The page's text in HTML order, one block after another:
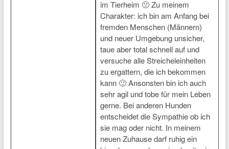
im Tierheim 🙁 Zu meinem
Charakter: ich bin am Anfang bei
fremden Menschen (Männern)
und neuer Umgebung unsicher,
taue aber total schnell auf und
versuche alle Streicheleinheiten
zu ergattern, die ich bekommen
kann 🙂 Ansonsten bin ich auch
sehr agil und tobe für mein Leben
gerne. Bei anderen Hunden
entscheidet die Sympathie ob ich
sie mag oder nicht. In meinem
neuen Zuhause darf ruhig ein